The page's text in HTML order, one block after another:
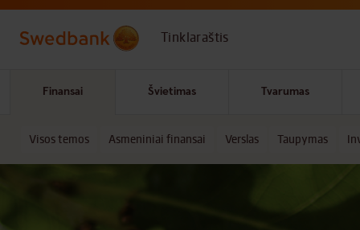
Skip to main content
Tinklaraštis
Finansai Švietimas Tvarumas
Visos temos Asmeniniai finansai Verslas Taupymas